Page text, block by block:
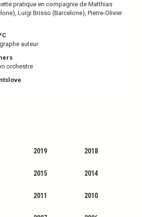
pra­ti­que en com­pa­gnie de Matthias
Luigi Brisso (Barcelone), Pierre-Olivier
auteur
orches­­tre
2019 2018
2015 2014
2011 2010